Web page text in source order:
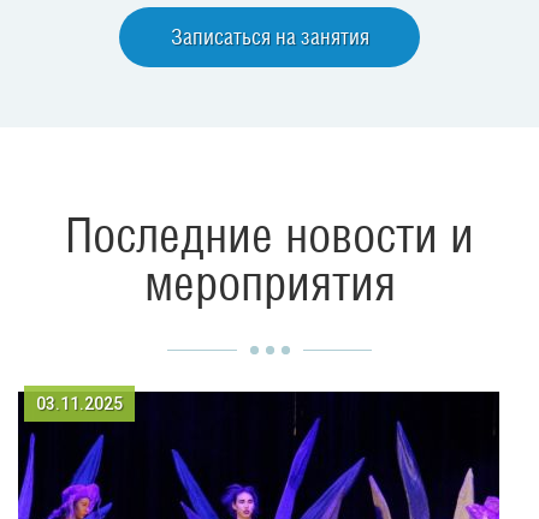
Записаться на занятия
Последние новости и
мероприятия
03.11.2025